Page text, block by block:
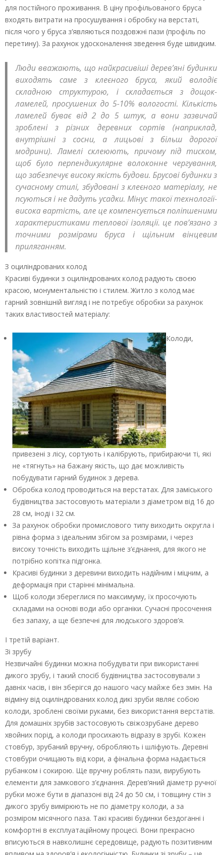
для постійного проживання. В ціну профільованого бруса
входять витрати на просушування і обробку на верстаті,
після чого у бруса з’являються поздовжні пази (профіль по
перетину). За рахунок удосконалення зведення буде швидким.
Люди вважають, що найкрасивіші дерев’яні будинки
виходять саме з клеєного бруса, який володіє
складною структурою, і складається з дощок-
ламелей, просушених до 5-10% вологості. Кількість
ламелей буває від 2 до 5 штук, а вони зазвичай
зроблені з різних деревних сортів (наприклад,
внутрішні з сосни, а лицьові з більш дорогої
модрини). Ламелі склеюють, причому під тиском,
щоб було перпендикулярне волоконне чергування,
що забезпечує високу якість будови. Брусові будинки з
сучасному стилі, збудовані з клеєного матеріалу, не
псуються і не дадуть усадки. Мінус такої технології-
висока вартість, але це компенсується поліпшеними
характеристиками теплової ізоляції. це пов’язано з
точними розмірами бруса і щільним вінцевим
приляганням.
З оциліндрованих колод
Красиві будинки з оциліндрованих колод радують своєю
красою, монументальністю і стилем. Житло з колод має
гарний зовнішній вигляд і не потребує обробки за рахунок
таких властивостей матеріалу:
Колоди,
привезені з лісу, сортують і калібрують, прибираючи ті, які
не «тягнуть» на бажану якість, що дає можливість
побудувати гарний будинок з дерева.
Обробка колод проводиться на верстатах. Для заміського
будівництва застосовують матеріали з діаметром від 16 до
28 см, іноді і 32 см.
За рахунок обробки промислового типу виходить округла і
рівна форма з ідеальним збігом за розмірами, і через
високу точність виходить щільне з’єднання, для якого не
потрібно копітка підгонка.
Красиві будинки з деревини виходить надійним і міцним, а
деформація при старінні мінімальна.
Щоб колоди збереглися по максимуму, їх просочують
складами на основі води або органіки. Сучасні просочення
без запаху, а ще безпечні для людського здоров’я.
І третій варіант.
Зі зрубу
Незвичайні будинки можна побудувати при використанні
дикого зрубу, і такий спосіб будівництва застосовували з
давніх часів, і він зберігся до нашого часу майже без змін. На
відміну від оциліндрованих колод дикі зруби являє собою
колоди, зроблені своїми руками, без використання верстатів.
Для домашніх зрубів застосовують свіжозрубане дерево
хвойних порід, а колоди просихають відразу в зрубі. Кожен
стовбур, зрубаний вручну, обробляють і шліфують. Деревні
стовбури очищають від кори, а фінальна форма надається
рубанком і сокирою. Ще вручну роблять пази, вирубують
елементи для замкового з’єднання. Дерев’яний діаметр ручної
рубки може бути в діапазоні від 24 до 50 см, і товщину стін з
дикого зрубу вимірюють не по діаметру колоди, а за
розміром місячного паза. Такі красиві будинки бездоганні і
комфортні в експлуатаційному процесі. Вони прекрасно
вписуються в навколишнє середовище, радують позитивним